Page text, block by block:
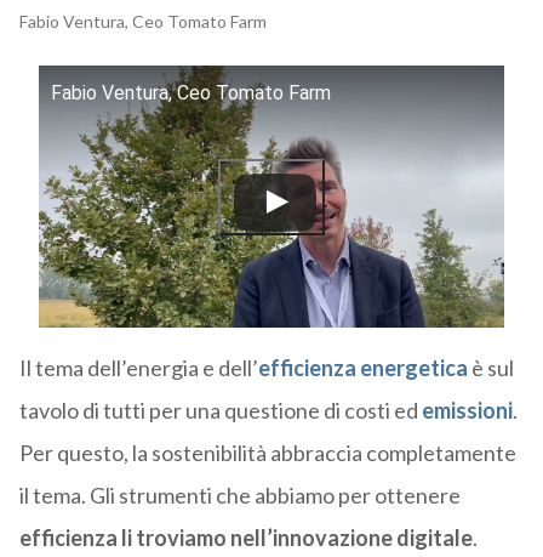
Fabio Ventura, Ceo Tomato Farm
Fabio Ventura, Ceo Tomato Farm
Il tema dell’energia e dell’efficienza energetica è sul
tavolo di tutti per una questione di costi ed emissioni.
Per questo, la sostenibilità abbraccia completamente
il tema. Gli strumenti che abbiamo per ottenere
efficienza li troviamo nell’innovazione digitale.